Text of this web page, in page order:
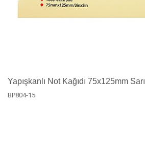
Yapışkanlı Not Kağıdı 75x125mm Sarı
BP804-15